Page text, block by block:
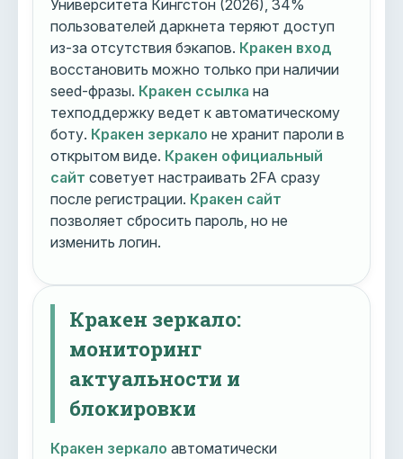
Университета Кингстон (2026), 34%
пользователей даркнета теряют доступ
из-за отсутствия бэкапов. Кракен вход
восстановить можно только при наличии
seed-фразы. Кракен ссылка на
техподдержку ведет к автоматическому
боту. Кракен зеркало не хранит пароли в
открытом виде. Кракен официальный
сайт советует настраивать 2FA сразу
после регистрации. Кракен сайт
позволяет сбросить пароль, но не
изменить логин.
Кракен зеркало:
мониторинг
актуальности и
блокировки
Кракен зеркало автоматически